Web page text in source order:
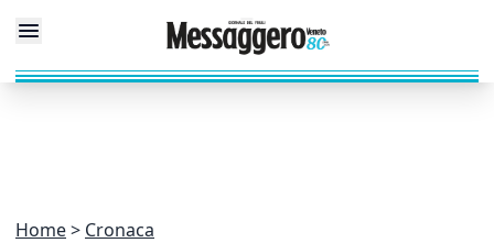
Home Cronaca